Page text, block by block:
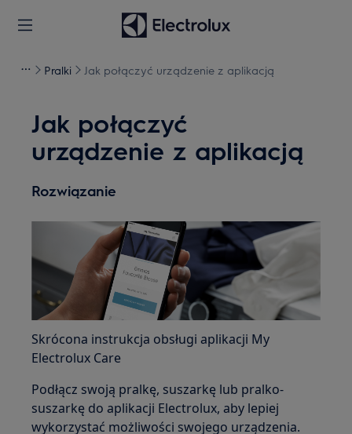
Pralki Jak połączyć urządzenie z aplikacją
Jak połączyć
urządzenie z aplikacją
Rozwiązanie
Skrócona instrukcja obsługi aplikacji My
Electrolux Care
Podłącz swoją pralkę, suszarkę lub pralko-
suszarkę do aplikacji Electrolux, aby lepiej
wykorzystać możliwości swojego urządzenia.